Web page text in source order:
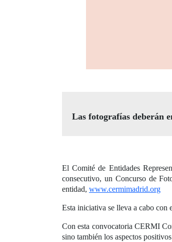
Las fotografías deberán
El Comité de Entidades
consecutivo, un Concurso de
entidad, www.cermimadrid.org
Esta iniciativa se lleva a cabo con
Con esta convocatoria CERMI
sino también los aspectos